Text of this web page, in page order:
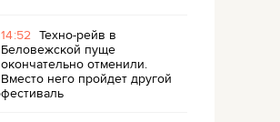
14:52 Техно-рейв в
Беловежской пуще
окончательно отменили.
Вместо него пройдет другой
фестиваль